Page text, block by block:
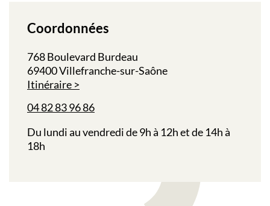
Coordonnées
768 Boulevard Burdeau
69400 Villefranche-sur-Saône
Itinéraire
04 82 83 96 86
Du lundi au vendredi de 9h à 12h et de 14h à
18h